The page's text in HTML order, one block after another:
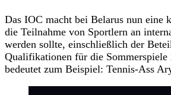
Das IOC macht bei Belarus nun eine
die Teilnahme von Sportlern an
werden sollte, einschließlich der
Qualifikationen für die
bedeutet zum Beispiel: Tennis-Ass